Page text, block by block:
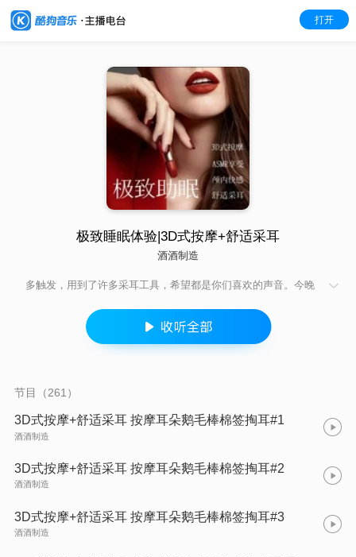
打开
极致睡眠体验|3D式按摩+舒适采耳
酒酒制造
多触发，用到了许多采耳工具，希望都是你们喜欢的声音。今晚
节目（261）
3D式按摩+舒适采耳 按摩耳朵鹅毛棒棉签掏耳#1
酒酒制造
3D式按摩+舒适采耳 按摩耳朵鹅毛棒棉签掏耳#2
酒酒制造
3D式按摩+舒适采耳 按摩耳朵鹅毛棒棉签掏耳#3
酒酒制造